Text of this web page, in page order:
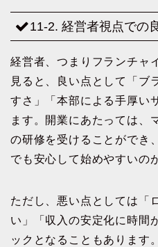
11-2. 経営者視点での
経営者、つまりフランチャ
見ると、良い点として「ブ
すさ」「本部による手厚い
ます。開業にあたっては、
の研修を受けることができ
でも安心して始めやすいの
ただし、悪い点としては「
い」「収入の安定化に時間
ックとなることもあります